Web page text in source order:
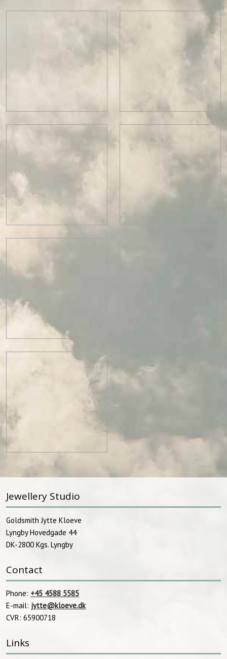
Jewellery Studio
Goldsmith Jytte Kloeve
Lyngby Hovedgade 44
DK-2800 Kgs. Lyngby​
Contact
Phone: +45 4588 5585
E-mail: jytte@kloeve.dk
CVR: 65900718
Links